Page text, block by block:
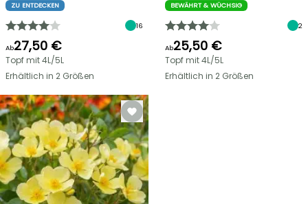
ZU ENTDECKEN
16
Ab27,50 €
Topf mit 4L/5L
Erhältlich in 2 Größen
BEWÄHRT & WÜCHSIG
2
Ab25,50 €
Topf mit 4L/5L
Erhältlich in 2 Größen